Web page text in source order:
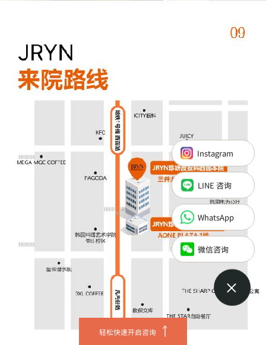
Instagram
Instagram
LINE 咨询
LINE 咨询
WhatsApp
WhatsApp
微信咨询
微信咨询
轻松快速开启咨询